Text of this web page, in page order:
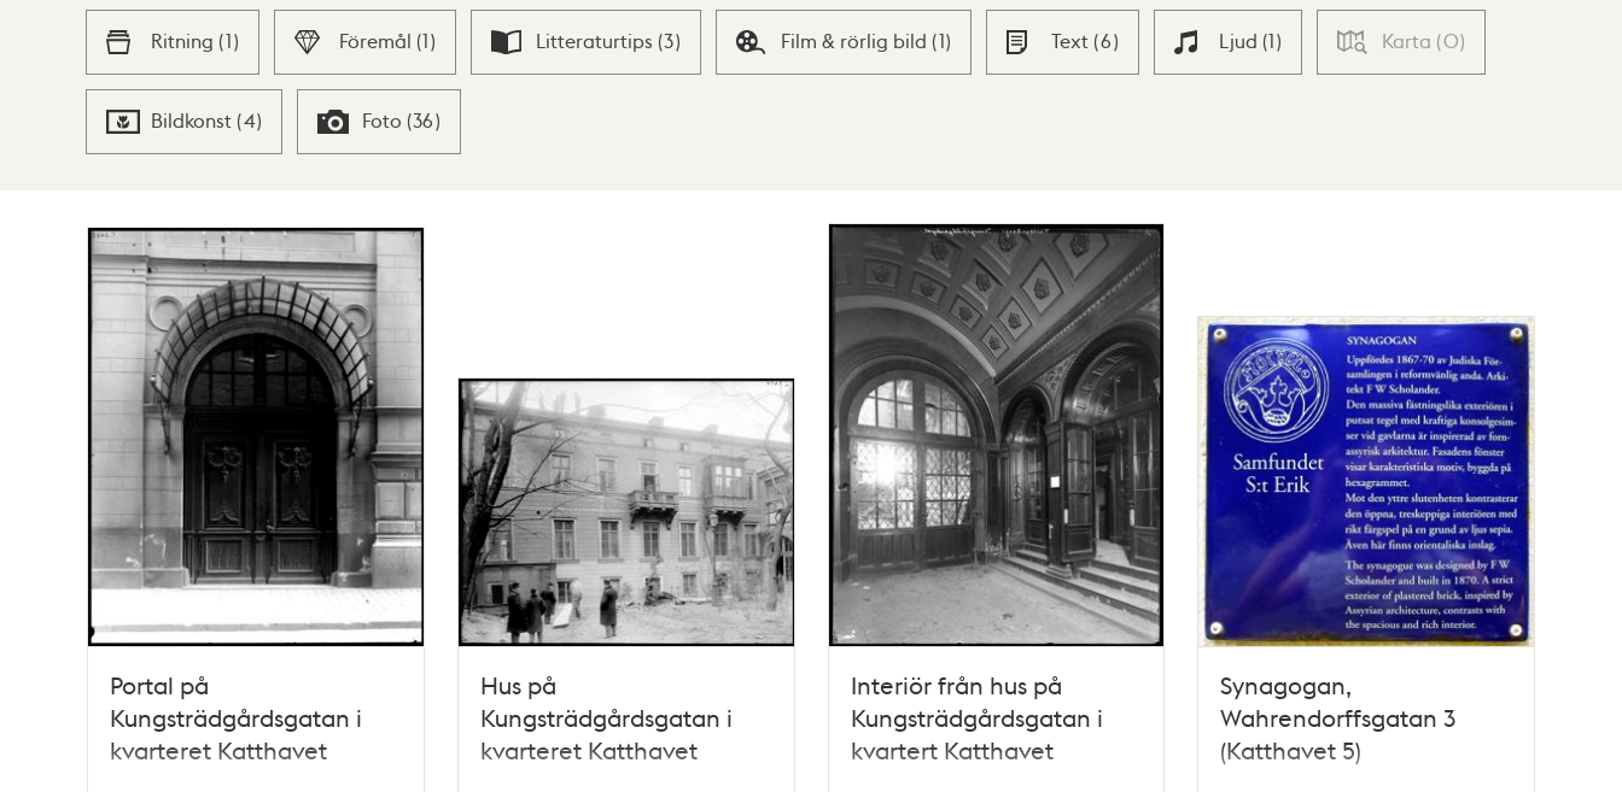
Ritning (1) Föremål (1) Litteraturtips (3) Film & rörlig bild (1) Text (6) Ljud (1) Karta (0)
Bildkonst (4) Foto (36)
Portal på
Kungsträdgårdsgatan i
kvarteret Katthavet
Hus på
Kungsträdgårdsgatan i
kvarteret Katthavet
Interiör från hus på
Kungsträdgårdsgatan i
kvartert Katthavet
Synagogan,
Wahrendorffsgatan 3
(Katthavet 5)